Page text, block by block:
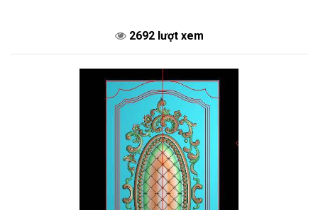
2692 lượt xem